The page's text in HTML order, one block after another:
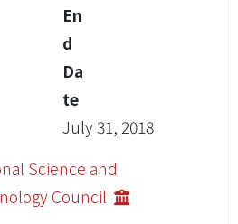
En
d
Da
te
July 31, 2018
Science and
Council